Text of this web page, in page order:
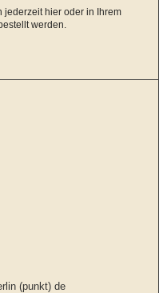
jederzeit hier oder in Ihrem
werden.
(punkt) de